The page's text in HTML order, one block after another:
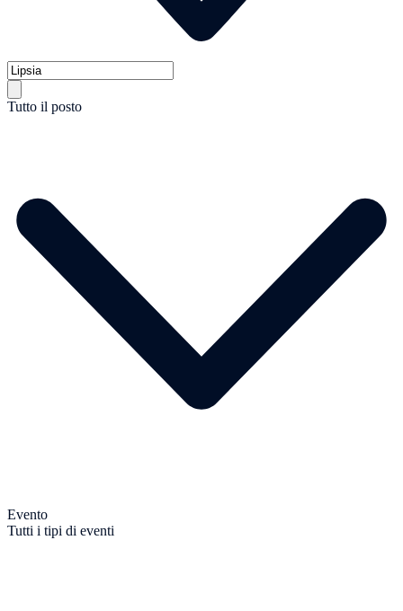
Tutto il posto
Evento
Tutti i tipi di eventi